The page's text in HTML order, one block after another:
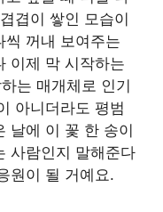
겹이 쌓인 모습이
씩 꺼내 보여주는
이제 막 시작하는
는 매개체로 인기
아니더라도 평범
날에 이 꽃 한 송이
사람인지 말해준다
원이 될 거예요.